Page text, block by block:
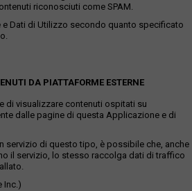
riconosciuti come SPAM.
e Dati di Utilizzo secondo quanto specificato
DA PIATTAFORME ESTERNE
di visualizzare contenuti ospitati su
dalle pagine di questa Applicazione e di
servizio di questo tipo, è possibile che, anche
il servizio, lo stesso raccolga dati di traffico
Inc.)